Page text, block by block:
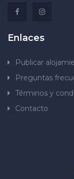
Enlaces
Publicar
Preguntas
Términos y
Contacto